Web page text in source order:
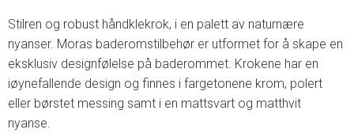
Stilren og robust håndklekrok, i en palett av naturnære
nyanser. Moras baderomstilbehør er utformet for å skape en
eksklusiv designfølelse på baderommet. Krokene har en
iøynefallende design og finnes i fargetonene krom, polert
eller børstet messing samt i en mattsvart og matthvit
nyanse.